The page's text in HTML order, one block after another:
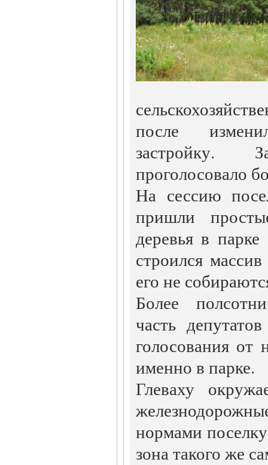
после
застройку.
проголосовало
На сессию
пришли
деревья в
строился
его не
Более
часть
голосования от
именно в парке.
Глеваху
нормами
зона такого же